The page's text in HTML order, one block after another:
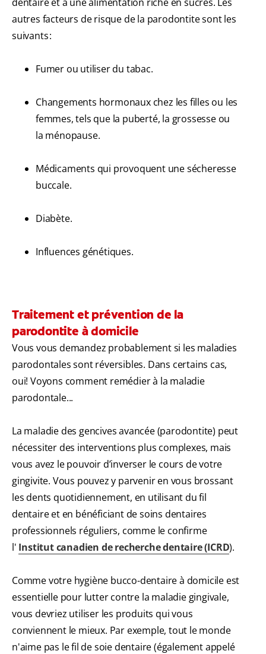
autres facteurs de risque de la parodontite sont les
suivants :
Fumer ou utiliser du tabac.
Changements hormonaux chez les filles ou les
femmes, tels que la puberté, la grossesse ou
la ménopause.
Médicaments qui provoquent une sécheresse
buccale.
Diabète.
Influences génétiques.
Traitement et prévention de la
parodontite à domicile
Vous vous demandez probablement si les maladies
parodontales sont réversibles. Dans certains cas,
oui! Voyons comment remédier à la maladie
parodontale...
La maladie des gencives avancée (parodontite) peut
nécessiter des interventions plus complexes, mais
vous avez le pouvoir d’inverser le cours de votre
gingivite. Vous pouvez y parvenir en vous brossant
les dents quotidiennement, en utilisant du fil
dentaire et en bénéficiant de soins dentaires
professionnels réguliers, comme le confirme
l' Institut canadien de recherche dentaire (ICRD).
Comme votre hygiène bucco-dentaire à domicile est
essentielle pour lutter contre la maladie gingivale,
vous devriez utiliser les produits qui vous
conviennent le mieux. Par exemple, tout le monde
n'aime pas le fil de soie dentaire (également appelé